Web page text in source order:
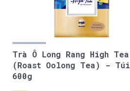
Trà Ô Long Rang High Tea
(Roast Oolong Tea) - Túi
600g